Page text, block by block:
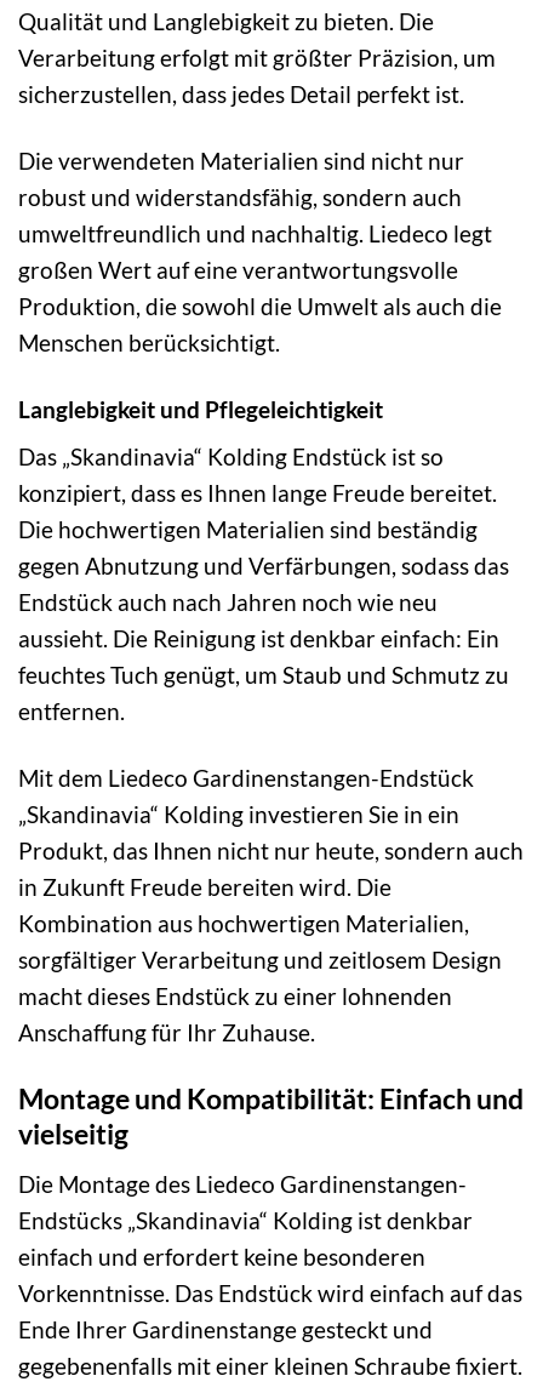
Qualität und Langlebigkeit zu bieten. Die
Verarbeitung erfolgt mit größter Präzision, um
sicherzustellen, dass jedes Detail perfekt ist.
Die verwendeten Materialien sind nicht nur
robust und widerstandsfähig, sondern auch
umweltfreundlich und nachhaltig. Liedeco legt
großen Wert auf eine verantwortungsvolle
Produktion, die sowohl die Umwelt als auch die
Menschen berücksichtigt.
Langlebigkeit und Pflegeleichtigkeit
Das „Skandinavia“ Kolding Endstück ist so
konzipiert, dass es Ihnen lange Freude bereitet.
Die hochwertigen Materialien sind beständig
gegen Abnutzung und Verfärbungen, sodass das
Endstück auch nach Jahren noch wie neu
aussieht. Die Reinigung ist denkbar einfach: Ein
feuchtes Tuch genügt, um Staub und Schmutz zu
entfernen.
Mit dem Liedeco Gardinenstangen-Endstück
„Skandinavia“ Kolding investieren Sie in ein
Produkt, das Ihnen nicht nur heute, sondern auch
in Zukunft Freude bereiten wird. Die
Kombination aus hochwertigen Materialien,
sorgfältiger Verarbeitung und zeitlosem Design
macht dieses Endstück zu einer lohnenden
Anschaffung für Ihr Zuhause.
Montage und Kompatibilität: Einfach und
vielseitig
Die Montage des Liedeco Gardinenstangen-
Endstücks „Skandinavia“ Kolding ist denkbar
einfach und erfordert keine besonderen
Vorkenntnisse. Das Endstück wird einfach auf das
Ende Ihrer Gardinenstange gesteckt und
gegebenenfalls mit einer kleinen Schraube fixiert.